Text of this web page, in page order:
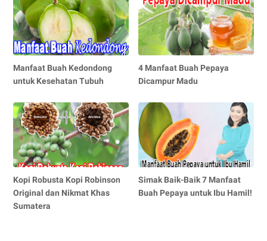
Manfaat Buah Kedondong
untuk Kesehatan Tubuh
4 Manfaat Buah Pepaya
Dicampur Madu
Kopi Robusta Kopi Robinson
Original dan Nikmat Khas
Sumatera
Simak Baik-Baik 7 Manfaat
Buah Pepaya untuk Ibu Hamil!